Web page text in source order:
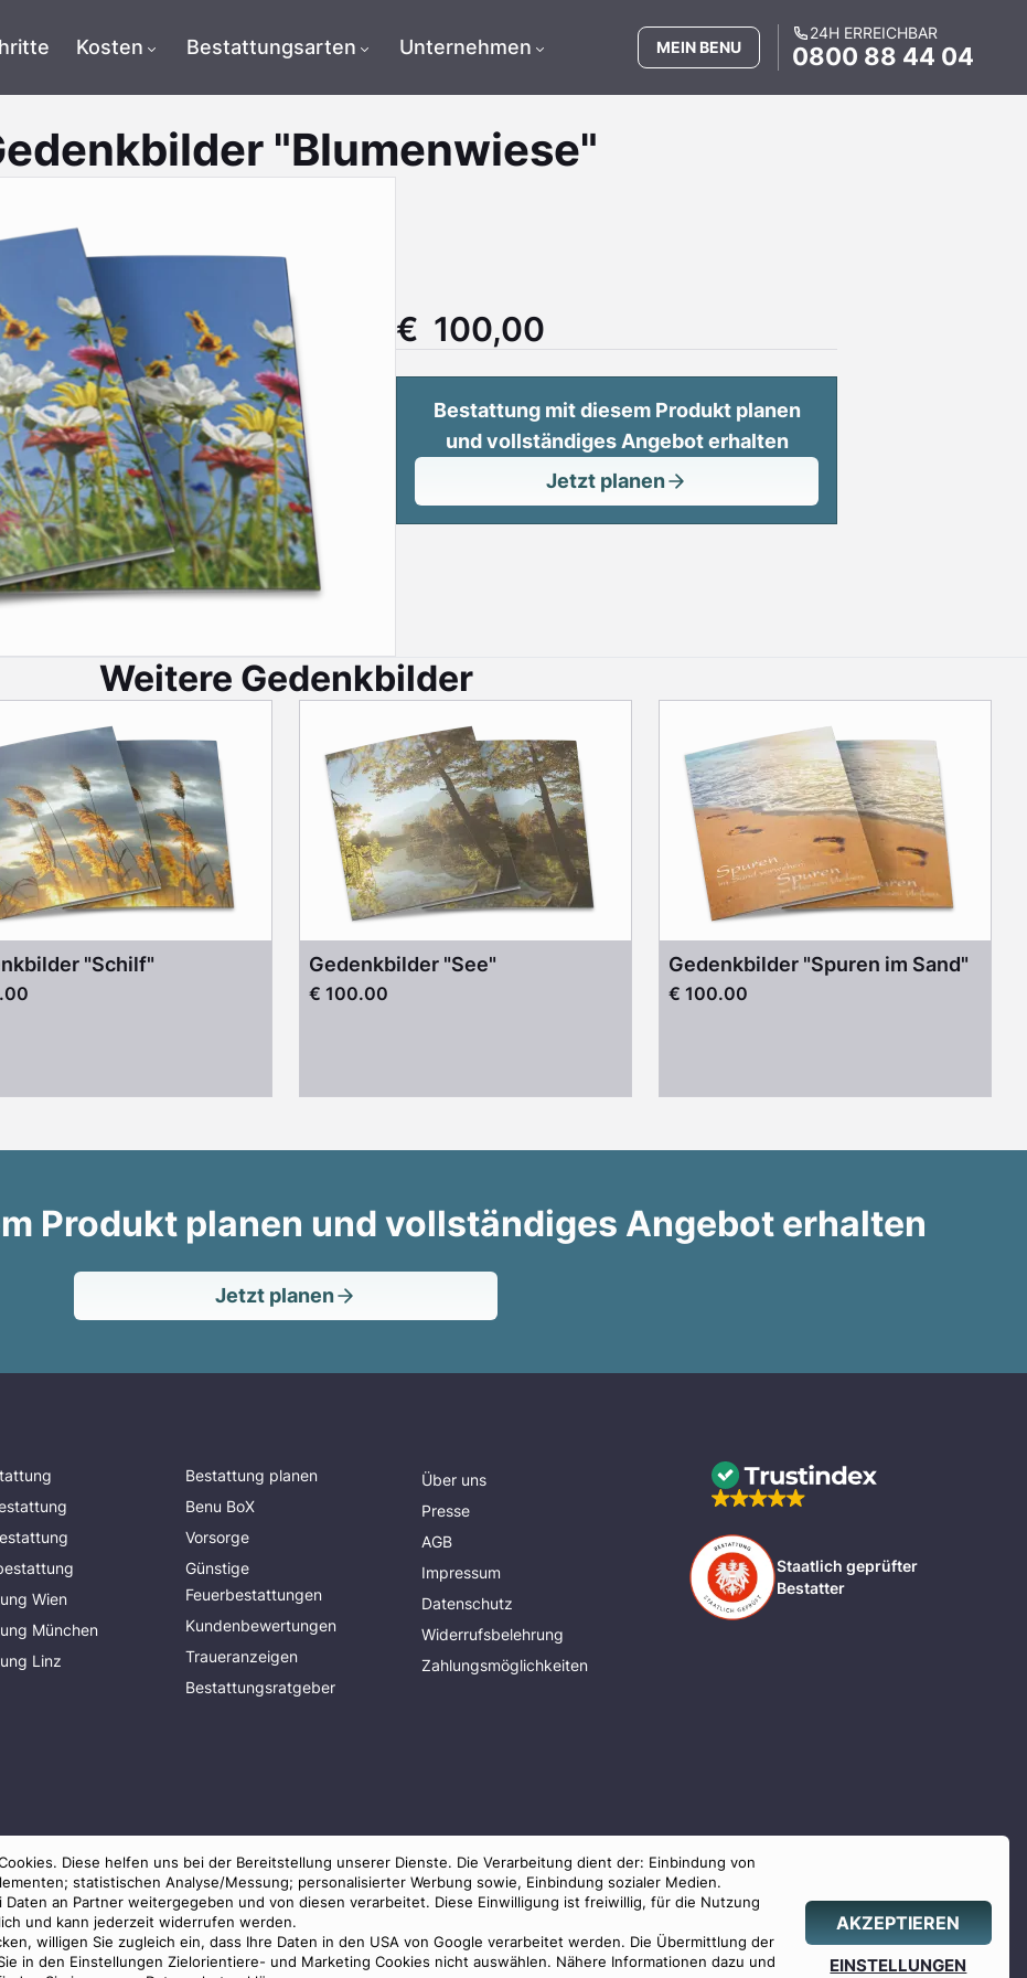
Diese helfen uns bei der Bereitstellung unserer Dienste. Die Verarbeitung dient der: Einbindung von
statistischen Analyse/Messung; personalisierter Werbung sowie, Einbindung sozialer Medien.
an Partner weitergegeben und von diesen verarbeitet. Diese Einwilligung ist freiwillig, für die Nutzung
und kann jederzeit widerrufen werden.
willigen Sie zugleich ein, dass Ihre Daten in den USA von Google verarbeitet werden. Die Übermittlung der
in den Einstellungen Zielorientiere- und Marketing Cookies nicht auswählen. Nähere Informationen dazu und
AKZEPTIEREN
EINSTELLUNGEN
Kosten Bestattungsarten Unternehmen MEIN BENU
24H ERREICHBAR
0800 88 44 04
"Blumenwiese"
€ 100,00
Bestattung mit diesem Produkt planen
und vollständiges Angebot erhalten
Jetzt planen
Weitere Gedenkbilder
"Schilf" Gedenkbilder "See"
€ 100.00
Gedenkbilder "Spuren im Sand"
€ 100.00
Produkt planen und vollständiges Angebot erhalten
Jetzt planen
Wien
München
Linz
Bestattung planen
Benu BoX
Vorsorge
Günstige
Feuerbestattungen
Kundenbewertungen
Traueranzeigen
Bestattungsratgeber
Über uns
Presse
AGB
Impressum
Datenschutz
Widerrufsbelehrung
Zahlungsmöglichkeiten
Staatlich geprüfter
Bestatter
© 2026 Benu GmbH. Alle Rechte vorbehalten.